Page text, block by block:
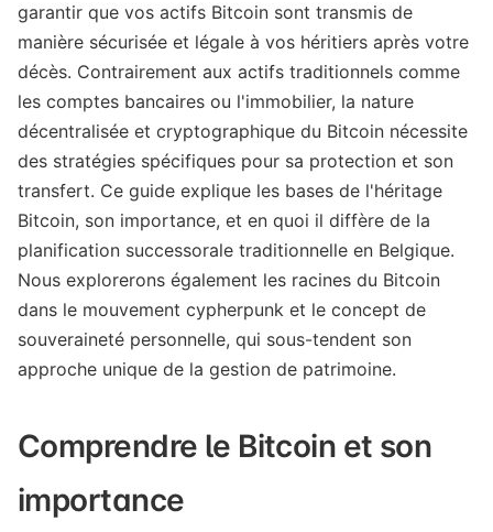
garantir que vos actifs Bitcoin sont transmis de
manière sécurisée et légale à vos héritiers après votre
décès. Contrairement aux actifs traditionnels comme
les comptes bancaires ou l'immobilier, la nature
décentralisée et cryptographique du Bitcoin nécessite
des stratégies spécifiques pour sa protection et son
transfert. Ce guide explique les bases de l'héritage
Bitcoin, son importance, et en quoi il diffère de la
planification successorale traditionnelle en Belgique.
Nous explorerons également les racines du Bitcoin
dans le mouvement cypherpunk et le concept de
souveraineté personnelle, qui sous-tendent son
approche unique de la gestion de patrimoine.
Comprendre le Bitcoin et son
importance